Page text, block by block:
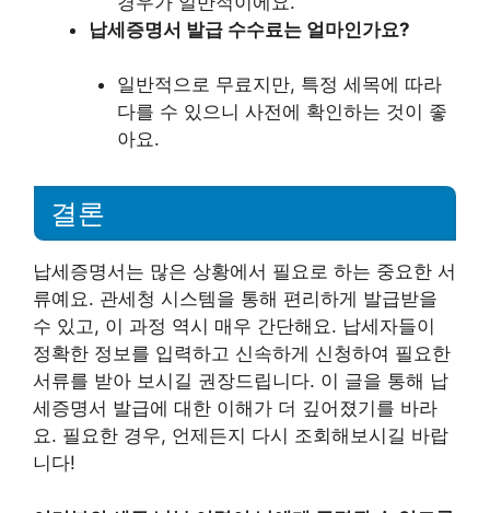
납세증명서 발급 수수료는 얼마인가요?
일반적으로 무료지만, 특정 세목에 따라
다를 수 있으니 사전에 확인하는 것이 좋
아요.
결론
납세증명서는 많은 상황에서 필요로 하는 중요한 서
류예요. 관세청 시스템을 통해 편리하게 발급받을
수 있고, 이 과정 역시 매우 간단해요. 납세자들이
정확한 정보를 입력하고 신속하게 신청하여 필요한
서류를 받아 보시길 권장드립니다. 이 글을 통해 납
세증명서 발급에 대한 이해가 더 깊어졌기를 바라
요. 필요한 경우, 언제든지 다시 조회해보시길 바랍
니다!